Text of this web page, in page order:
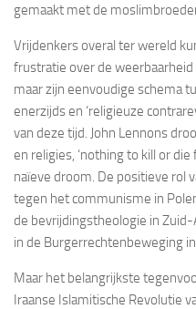
gemaakt met de
Vrijdenkers overal ter wereld
frustratie over de
maar zijn eenvoudige schema
enerzijds en ‘religieuze
van deze tijd. John Lennons
en religies, ‘nothing to kill or
naïeve droom. De positieve rol
tegen het communisme in
de bevrijdingstheologie in
in de Burgerrechtenbeweging
Maar het belangrijkste
Iraanse Islamitische Revolutie